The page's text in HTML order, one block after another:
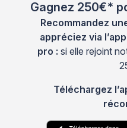
Gagnez 250€*
Recommandez
appréciez via
pro : si elle rejoint
Téléchargez